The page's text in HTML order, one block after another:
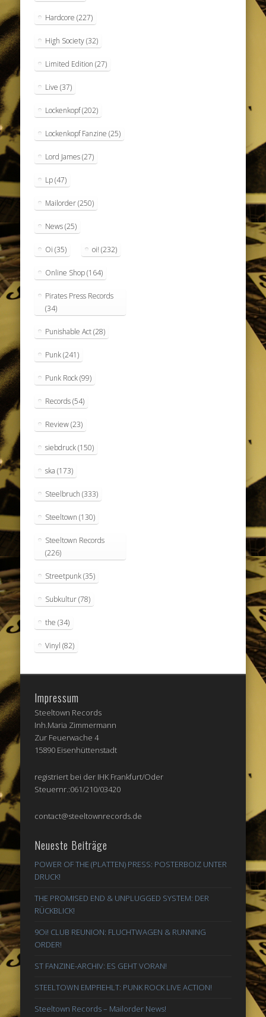
Hardcore (227)
High Society(32)
Limited Edition (27)
Live (37)
Lockenkopf(202)
Lockenkopf Fanzine (25)
Lord James(27)
Lp(47)
Mailorder(250)
News(25)
Oi (35) oi! (232)
Online Shop(164)
Pirates Press Records
(34)
Punishable Act(28)
Punk(241)
Punk Rock(99)
Records(54)
Review(23)
siebdruck(150)
ska (173)
Steelbruch (333)
Steeltown (130)
Steeltown Records
(226)
Streetpunk(35)
Subkultur(78)
the (34)
Vinyl (82)
Impressum
Steeltown Records
Inh.Maria Zimmermann
Zur Feuerwache 4
15890 Eisenhüttenstadt
registriert bei der IHK Frankfurt/Oder
Steuernr.:061/210/03420
contact@steeltownrecords.de
Neueste Beiträge
POWER OF THE (PLATTEN) PRESS: POSTERBOIZ UNTER
DRUCK!
THE PROMISED END & UNPLUGGED SYSTEM: DER
RÜCKBLICK!
9Oi! CLUB REUNION: FLUCHTWAGEN & RUNNING
ORDER!
ST FANZINE-ARCHIV: ES GEHT VORAN!
STEELTOWN EMPFIEHLT: PUNK ROCK LIVE ACTION!
Steeltown Records – Mailorder News!